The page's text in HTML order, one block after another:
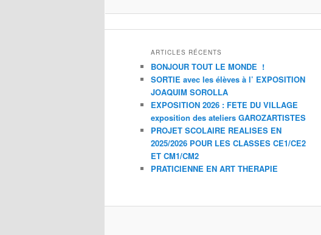
ARTICLES RÉCENTS
BONJOUR TOUT LE MONDE !
SORTIE avec les élèves à l’ EXPOSITION
JOAQUIM SOROLLA
EXPOSITION 2026 : FETE DU VILLAGE
exposition des ateliers GAROZARTISTES
PROJET SCOLAIRE REALISES EN
2025/2026 POUR LES CLASSES CE1/CE2
ET CM1/CM2
PRATICIENNE EN ART THERAPIE